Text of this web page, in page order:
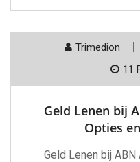
Trimedion
11
Geld Lenen bij
Opties
Geld Lenen bij ABN